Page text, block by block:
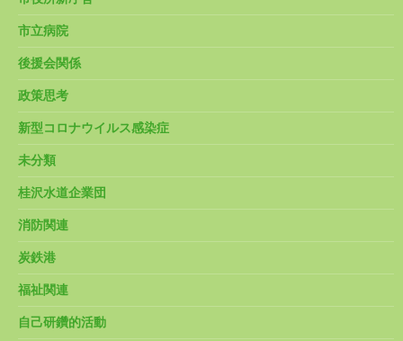
市立病院
後援会関係
政策思考
新型コロナウイルス感染症
未分類
桂沢水道企業団
消防関連
炭鉄港
福祉関連
自己研鑽的活動